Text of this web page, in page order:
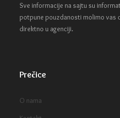
Sve informacije na sajtu su
potpune pouzdanosti molimo vas
direktno u agenciji.
Prečice
O nama